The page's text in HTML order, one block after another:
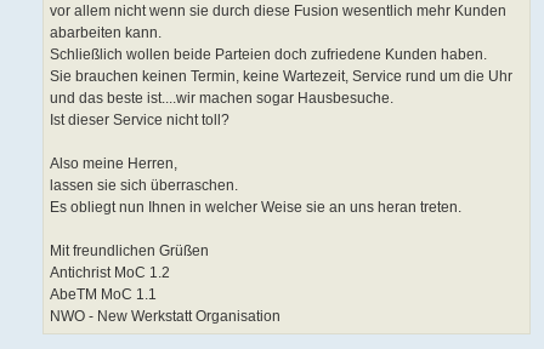
vor allem nicht wenn sie durch diese Fusion wesentlich mehr Kunden
abarbeiten kann.
Schließlich wollen beide Parteien doch zufriedene Kunden haben.
Sie brauchen keinen Termin, keine Wartezeit, Service rund um die Uhr
und das beste ist....wir machen sogar Hausbesuche.
Ist dieser Service nicht toll?
Also meine Herren,
lassen sie sich überraschen.
Es obliegt nun Ihnen in welcher Weise sie an uns heran treten.
Mit freundlichen Grüßen
Antichrist MoC 1.2
AbeTM MoC 1.1
NWO - New Werkstatt Organisation